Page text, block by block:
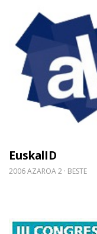
EuskalID
2006 AZAROA 2 BESTE
Gehiago